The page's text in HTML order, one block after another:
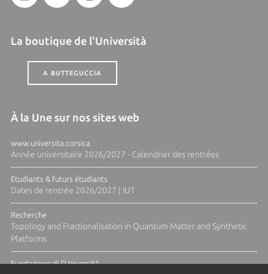
La boutique de l'Università
A BUTTEGUCCIA
À la Une sur nos sites web
www.universita.corsica
Année universitaire 2026/2027 - Calendrier des rentrées
Etudiants & futurs étudiants
Dates de rentrée 2026/2027 | IUT
Recherche
Topology and Fractionalisation in Quantum Matter and Synthetic
Platforms
Fundazione di l'Università